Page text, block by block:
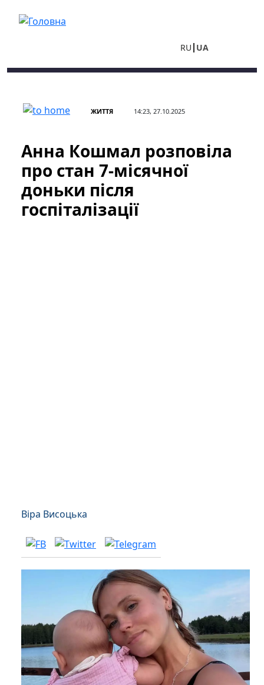
RU UA
ЖИТТЯ 14:23, 27.10.2025
Анна Кошмал розповіла
про стан 7-місячної
доньки після
госпіталізації
Віра Висоцька